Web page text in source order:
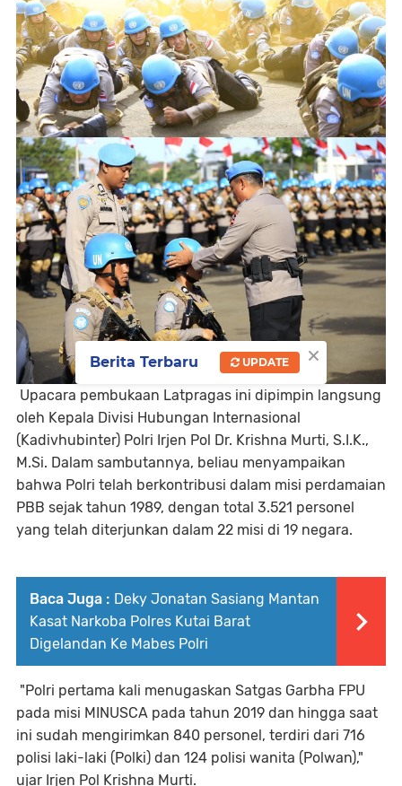
Upacara pembukaan Latpragas ini dipimpin langsung
oleh Kepala Divisi Hubungan Internasional
(Kadivhubinter) Polri Irjen Pol Dr. Krishna Murti, S.I.K.,
M.Si. Dalam sambutannya, beliau menyampaikan
bahwa Polri telah berkontribusi dalam misi perdamaian
PBB sejak tahun 1989, dengan total 3.521 personel
yang telah diterjunkan dalam 22 misi di 19 negara.
Baca Juga : Deky Jonatan Sasiang Mantan
Kasat Narkoba Polres Kutai Barat
Digelandan Ke Mabes Polri
"Polri pertama kali menugaskan Satgas Garbha FPU
pada misi MINUSCA pada tahun 2019 dan hingga saat
ini sudah mengirimkan 840 personel, terdiri dari 716
polisi laki-laki (Polki) dan 124 polisi wanita (Polwan),"
ujar Irjen Pol Krishna Murti.
×
Berita Terbaru UPDATE